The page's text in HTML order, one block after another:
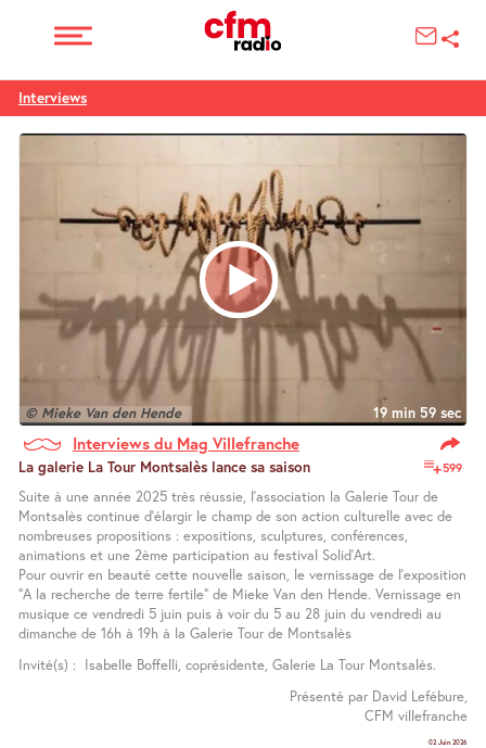
Interviews
© Mieke Van den Hende 19 min 59 sec
Interviews du Mag Villefranche
599
La galerie La Tour Montsalès lance sa saison
Suite à une année 2025 très réussie, l’association la Galerie Tour de
Montsalès continue d’élargir le champ de son action culturelle avec de
nombreuses propositions : expositions, sculptures, conférences,
animations et une 2ème participation au festival Solid’Art.
Pour ouvrir en beauté cette nouvelle saison, le vernissage de l’exposition
"A la recherche de terre fertile" de Mieke Van den Hende. Vernissage en
musique ce vendredi 5 juin puis à voir du 5 au 28 juin du vendredi au
dimanche de 16h à 19h à la Galerie Tour de Montsalès
Invité(s) : Isabelle Boffelli, coprésidente, Galerie La Tour Montsalès.
Présenté par David Lefébure,
CFM villefranche
02 Juin 2026